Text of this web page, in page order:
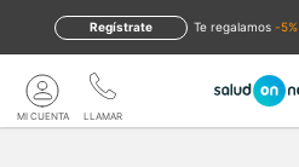
te regalamos -
Regístrate
LLAMAR
MI CUENTA